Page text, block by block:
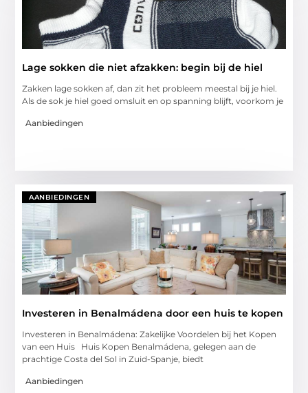
Lage sokken die niet afzakken: begin bij de hiel
Zakken lage sokken af, dan zit het probleem meestal bij je hiel.
Als de sok je hiel goed omsluit en op spanning blijft, voorkom je
Aanbiedingen
AANBIEDINGEN
Investeren in Benalmádena door een huis te kopen
Investeren in Benalmádena: Zakelijke Voordelen bij het Kopen
van een Huis Huis Kopen Benalmádena, gelegen aan de
prachtige Costa del Sol in Zuid-Spanje, biedt
Aanbiedingen